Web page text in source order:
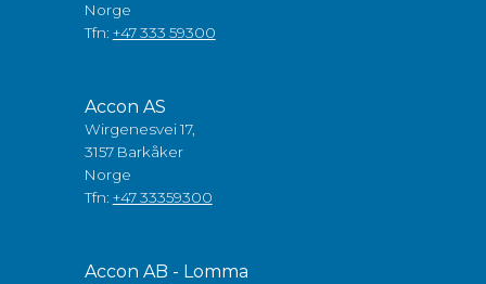
Norge
Tfn: +47 333 59300
Accon AS
Wirgenesvei 17,
3157 Barkåker
Norge
Tfn: +47 33359300
Accon AB - Lomma